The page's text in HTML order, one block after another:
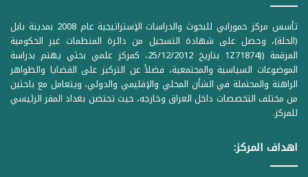
تأسس مركز حمورابي للبحوث والدراسات الإستراتيجية عام 2008 بمدينة بابل
(الحلة)، وحصل على شهادة التسجيل من دائرة المنظمات غير الحكومية
المرقمة ((1Z71874 بتاريخ 25/12/2012، كمركز علمي بحثي يهتم بدراسة
الموضوعات السياسية والمجتمعية، فضلاً عن التركيز على القضايا والظواهر
الراهنة والمحتملة في الشأن المحلي والإقليمي والدولي، ويتعامل مع باحثين
من مختلف التخصصات داخل العراق وخارجه، حيث تحتضن بغداد المقر الرئيسي
للمركز.
اهداف المركز: